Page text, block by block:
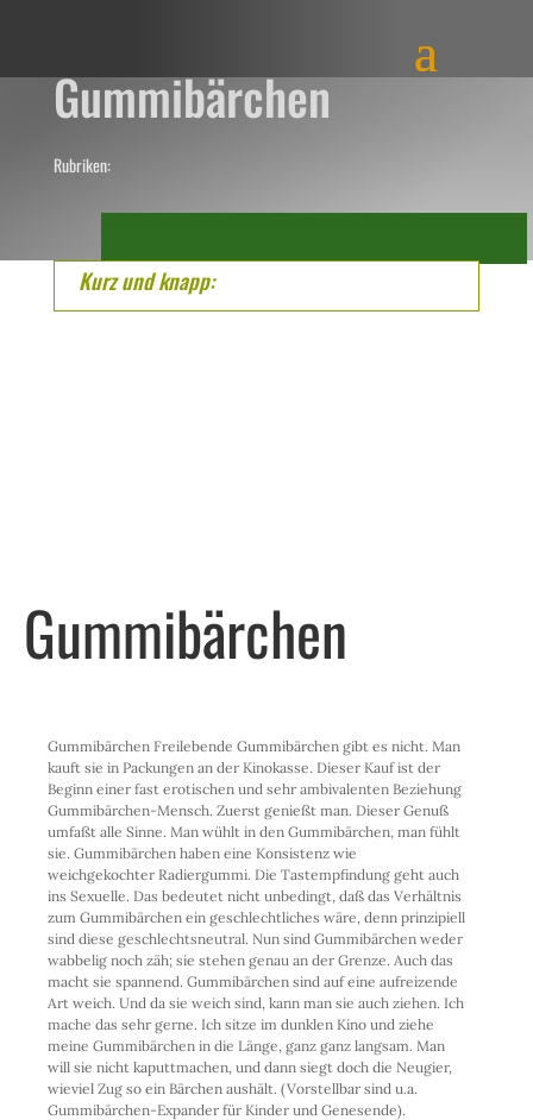
Gummibärchen
Rubriken:
Kurz und knapp:
Gummibärchen
Gummibärchen Freilebende Gummibärchen gibt es nicht. Man
kauft sie in Packungen an der Kinokasse. Dieser Kauf ist der
Beginn einer fast erotischen und sehr ambivalenten Beziehung
Gummibärchen-Mensch. Zuerst genießt man. Dieser Genuß
umfaßt alle Sinne. Man wühlt in den Gummibärchen, man fühlt
sie. Gummibärchen haben eine Konsistenz wie
weichgekochter Radiergummi. Die Tastempfindung geht auch
ins Sexuelle. Das bedeutet nicht unbedingt, daß das Verhältnis
zum Gummibärchen ein geschlechtliches wäre, denn prinzipiell
sind diese geschlechtsneutral. Nun sind Gummibärchen weder
wabbelig noch zäh; sie stehen genau an der Grenze. Auch das
macht sie spannend. Gummibärchen sind auf eine aufreizende
Art weich. Und da sie weich sind, kann man sie auch ziehen. Ich
mache das sehr gerne. Ich sitze im dunklen Kino und ziehe
meine Gummibärchen in die Länge, ganz ganz langsam. Man
will sie nicht kaputtmachen, und dann siegt doch die Neugier,
wieviel Zug so ein Bärchen aushält. (Vorstellbar sind u.a.
Gummibärchen-Expander für Kinder und Genesende).